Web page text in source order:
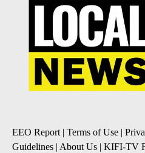
EEO Report | Terms of Use |
Guidelines | About Us | KIFI-TV